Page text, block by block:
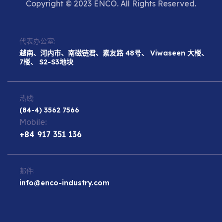
Copyright © 2023 ENCO. All Rights Reserved.
代表办公室:
越南、河内市、南磁链君、素友路 48号、 Viwaseen 大楼、
7楼、 S2-S3地块
热线:
(84-4) 3562 7566
Mobile:
+84 917 351 136
邮件:
info@enco-industry.com